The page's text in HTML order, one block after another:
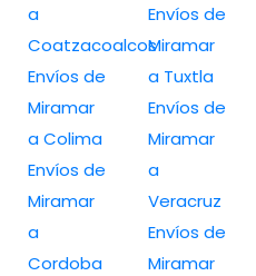
a
Coatzacoalcos
Envíos de
Miramar
a Colima
Envíos de
Miramar
a
Cordoba
Envíos de
Miramar
a Tuxtla
Envíos de
Miramar
a
Veracruz
Envíos de
Miramar